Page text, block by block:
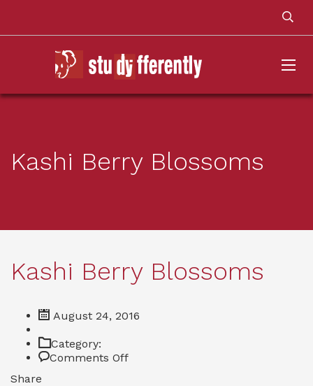
Kashi Berry Blossoms
Kashi Berry Blossoms
August 24, 2016
Category:
Comments Offon
Share